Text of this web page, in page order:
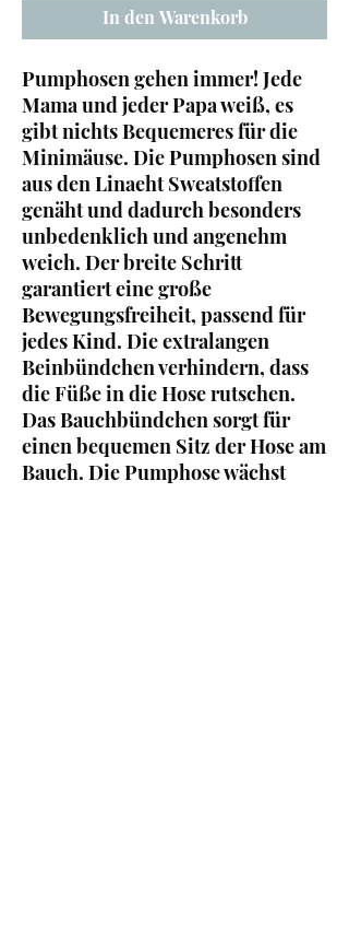
In den Warenkorb
Pumphosen gehen immer! Jede
Mama und jeder Papa weiß, es
gibt nichts Bequemeres für die
Minimäuse. Die Pumphosen sind
aus den Linaeht Sweatstoffen
genäht und dadurch besonders
unbedenklich und angenehm
weich. Der breite Schritt
garantiert eine große
Bewegungsfreiheit, passend für
jedes Kind. Die extralangen
Beinbündchen verhindern, dass
die Füße in die Hose rutschen.
Das Bauchbündchen sorgt für
einen bequemen Sitz der Hose am
Bauch. Die Pumphose wächst